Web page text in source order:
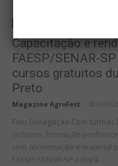
Capacitação e
FAESP/SENAR-
cursos gratuitos
Preto
Magazine AgroFest 30/07/
Foto Divulgação Com
inclusos, formação
com alimentação e material
FAESP/SENAR-SP estará...